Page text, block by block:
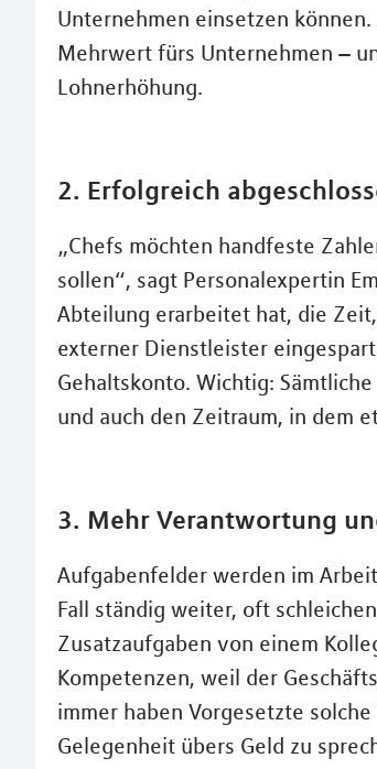
Unternehmen einsetzen
Mehrwert fürs Unternehmen –
Lohnerhöhung.
2. Erfolgreich
„Chefs möchten handfeste
sollen“, sagt Personalexpertin
Abteilung erarbeitet hat, die
externer Dienstleister
Gehaltskonto. Wichtig:
und auch den Zeitraum, in dem
3. Mehr Verantwortung
Aufgabenfelder werden im
Fall ständig weiter, oft
Zusatzaufgaben von einem
Kompetenzen, weil der
immer haben Vorgesetzte
Gelegenheit übers Geld zu